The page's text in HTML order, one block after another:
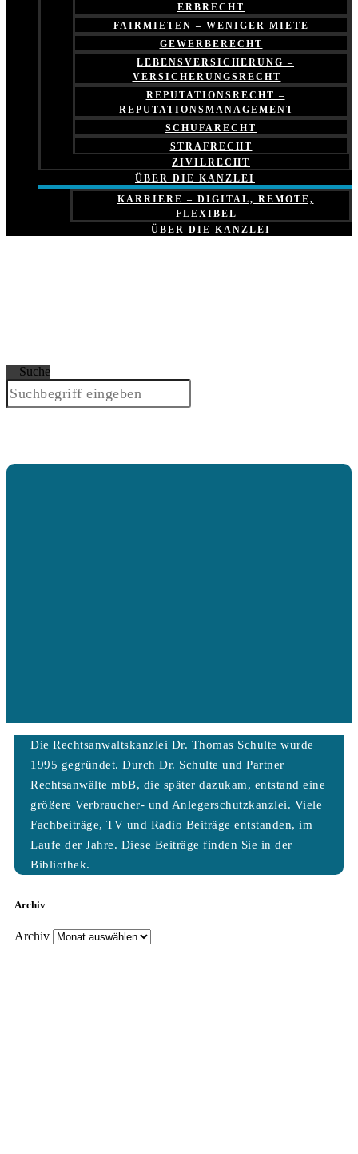
ERBRECHT
FAIRMIETEN – WENIGER MIETE
GEWERBERECHT
LEBENSVERSICHERUNG –
VERSICHERUNGSRECHT
REPUTATIONSRECHT –
REPUTATIONSMANAGEMENT
SCHUFARECHT
STRAFRECHT
ZIVILRECHT
ÜBER DIE KANZLEI
KARRIERE – DIGITAL, REMOTE,
FLEXIBEL
ÜBER DIE KANZLEI
Suche
Die Rechtsanwaltskanzlei Dr. Thomas Schulte wurde
1995 gegründet. Durch Dr. Schulte und Partner
Rechtsanwälte mbB, die später dazukam, entstand eine
größere Verbraucher- und Anlegerschutzkanzlei. Viele
Fachbeiträge, TV und Radio Beiträge entstanden, im
Laufe der Jahre. Diese Beiträge finden Sie in der
Bibliothek.
Archiv
Archiv